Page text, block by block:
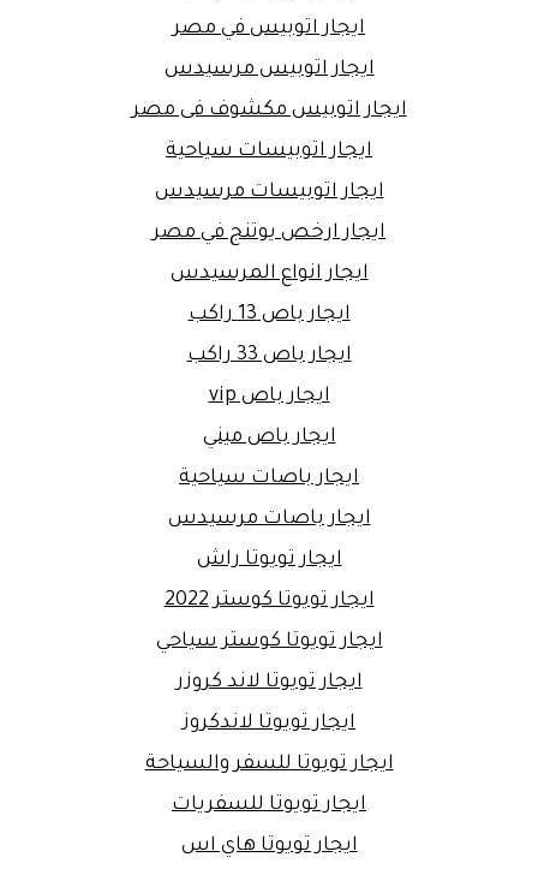
ايجار اتوبيس في مصر
ايجار اتوبيس مرسيدس
ايجار اتوبيس مكشوف فى مصر
ايجار اتوبيسات سياحية
ايجار اتوبيسات مرسيدس
ايجار ارخص يوتنج في مصر
ايجار انواع المرسيدس
ايجار باص 13 راكب
ايجار باص 33 راكب
ايجار باص vip
ايجار باص ميني
ايجار باصات سياحية
ايجار باصات مرسيدس
ايجار تويوتا راش
ايجار تويوتا كوستر 2022
ايجار تويوتا كوستر سياحي
ايجار تويوتا لاند كروزر
ايجار تويوتا لاندكروز
ايجار تويوتا للسفر والسياحة
ايجار تويوتا للسفريات
ايجار تويوتا هاي اس